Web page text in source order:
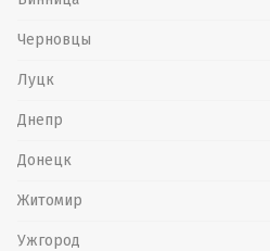
Черновцы
Луцк
Днепр
Донецк
Житомир
Ужгород